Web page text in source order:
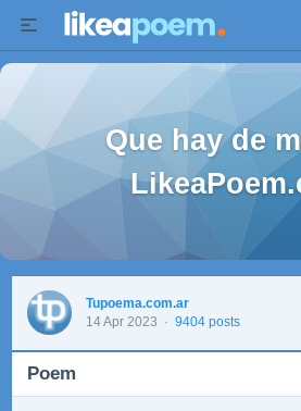
Que hay de
Tupoema.com.ar
14 Apr 2023 · 9404 posts
Poem